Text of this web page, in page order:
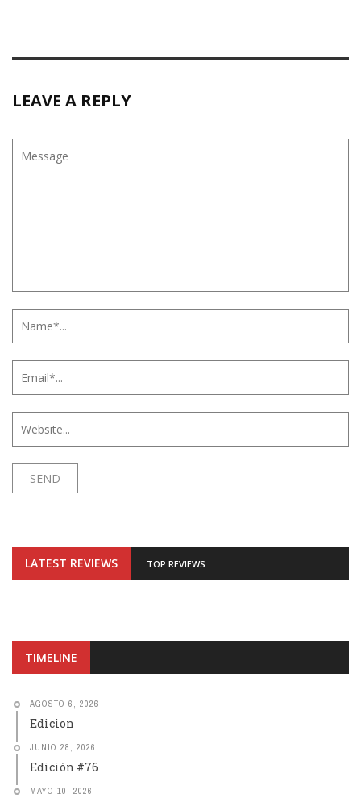
LEAVE A REPLY
LATEST REVIEWS TOP REVIEWS
TIMELINE
AGOSTO 6, 2026
Edicion
JUNIO 28, 2026
Edición #76
MAYO 10, 2026